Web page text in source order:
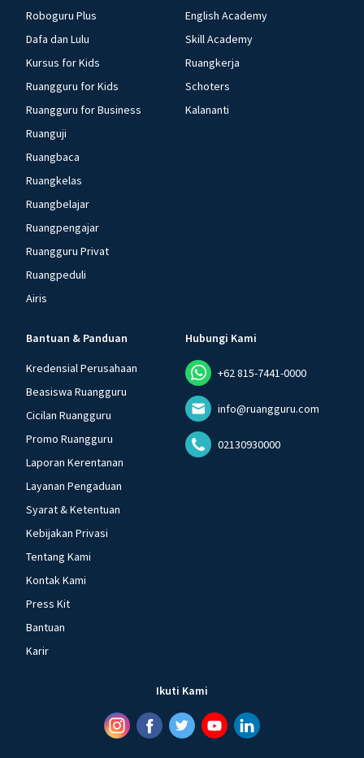
Roboguru Plus
Dafa dan Lulu
Kursus for Kids
Ruangguru for Kids
Ruangguru for Business
Ruanguji
Ruangbaca
Ruangkelas
Ruangbelajar
Ruangpengajar
Ruangguru Privat
Ruangpeduli
Airis
English Academy
Skill Academy
Ruangkerja
Schoters
Kalananti
Bantuan & Panduan
Kredensial Perusahaan
Beasiswa Ruangguru
Cicilan Ruangguru
Promo Ruangguru
Laporan Kerentanan
Layanan Pengaduan
Syarat & Ketentuan
Kebijakan Privasi
Tentang Kami
Kontak Kami
Press Kit
Bantuan
Karir
Hubungi Kami
+62 815-7441-0000
info@ruangguru.com
02130930000
Ikuti Kami